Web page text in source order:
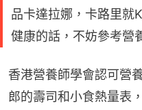
品卡達拉娜，卡路里就
健康的話，不妨參考營
香港營養師學會認可營
郎的壽司和小食熱量表